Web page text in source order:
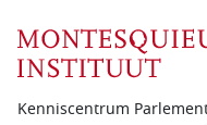
Kenniscentrum